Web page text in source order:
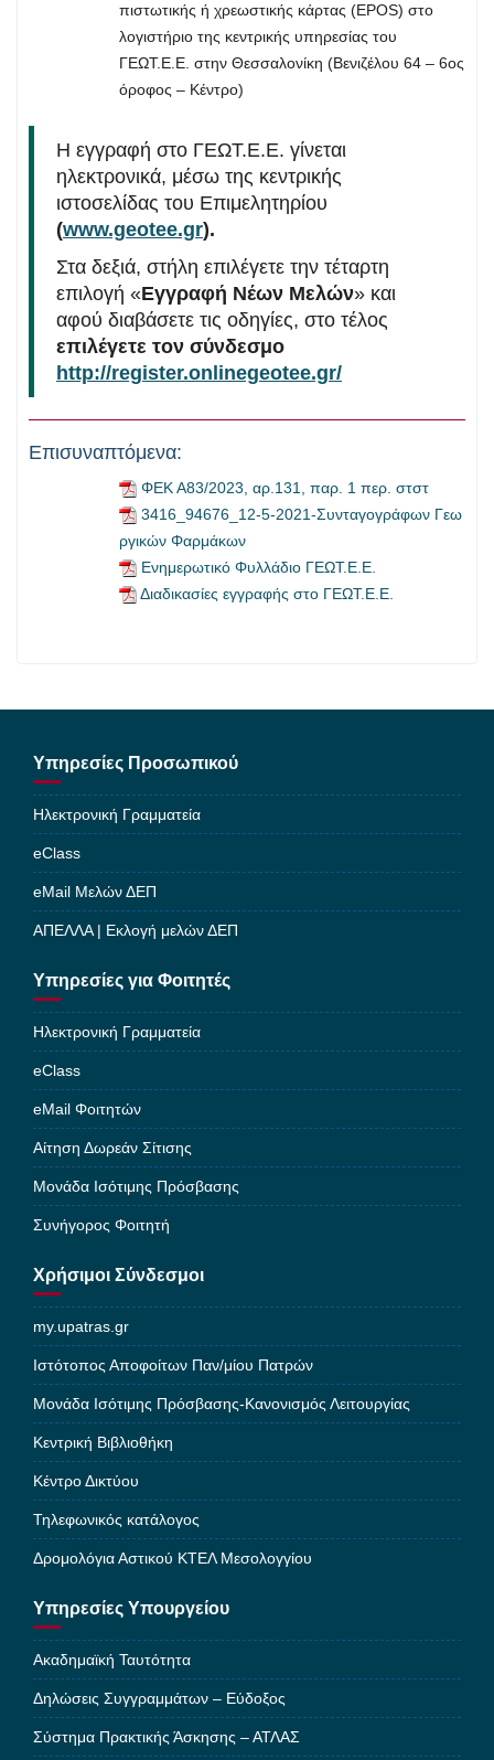
πιστωτικής ή χρεωστικής κάρτας (EPOS) στο
λογιστήριο της κεντρικής υπηρεσίας του
ΓΕΩΤ.Ε.Ε. στην Θεσσαλονίκη (Βενιζέλου 64 – 6ος
όροφος – Κέντρο)
Η εγγραφή στο ΓΕΩΤ.Ε.Ε. γίνεται
ηλεκτρονικά, μέσω της κεντρικής
ιστοσελίδας του Επιμελητηρίου
(www.geotee.gr).
Στα δεξιά, στήλη επιλέγετε την τέταρτη
επιλογή «Εγγραφή Νέων Μελών» και
αφού διαβάσετε τις οδηγίες, στο τέλος
επιλέγετε τον σύνδεσμο
http://register.onlinegeotee.gr/
Επισυναπτόμενα:
ΦΕΚ Α83/2023, αρ.131, παρ. 1 περ. στστ
3416_94676_12-5-2021-Συνταγογράφων Γεω
ργικών Φαρμάκων
Ενημερωτικό Φυλλάδιο ΓΕΩΤ.Ε.Ε.
Διαδικασίες εγγραφής στο ΓΕΩΤ.Ε.Ε.
Υπηρεσίες Προσωπικού
Ηλεκτρονική Γραμματεία
eClass
eMail Μελών ΔΕΠ
ΑΠΕΛΛΑ | Εκλογή μελών ΔΕΠ
Υπηρεσίες για Φοιτητές
Ηλεκτρονική Γραμματεία
eClass
eMail Φοιτητών
Αίτηση Δωρεάν Σίτισης
Μονάδα Ισότιμης Πρόσβασης
Συνήγορος Φοιτητή
Χρήσιμοι Σύνδεσμοι
my.upatras.gr
Ιστότοπος Αποφοίτων Παν/μίου Πατρών
Μονάδα Ισότιμης Πρόσβασης-Κανονισμός Λειτουργίας
Κεντρική Βιβλιοθήκη
Κέντρο Δικτύου
Τηλεφωνικός κατάλογος
Δρομολόγια Αστικού ΚΤΕΛ Μεσολογγίου
Υπηρεσίες Υπουργείου
Ακαδημαϊκή Ταυτότητα
Δηλώσεις Συγγραμμάτων – Εύδοξος
Σύστημα Πρακτικής Άσκησης – ΑΤΛΑΣ